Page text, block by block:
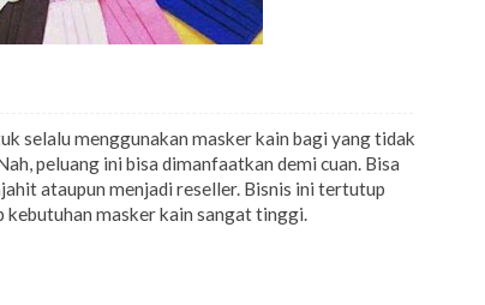
selalu menggunakan masker kain bagi yang tidak
peluang ini bisa dimanfaatkan demi cuan. Bisa
ataupun menjadi reseller. Bisnis ini tertutup
kebutuhan masker kain sangat tinggi.